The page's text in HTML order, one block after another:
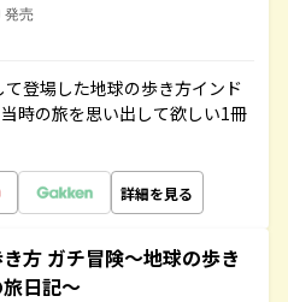
発売
登場した地球の歩き方インド
時の旅を思い出して欲しい1冊
詳細を見る
方 ガチ冒険～地球の歩き
日記～